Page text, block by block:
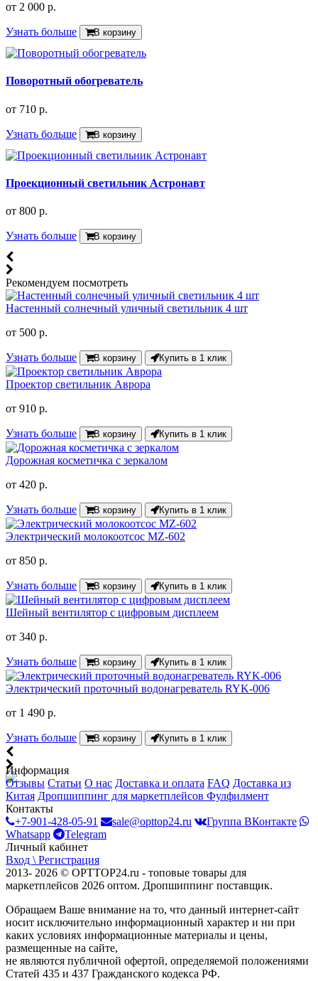
от 2 000 р.
Узнать больше В корзину
Поворотный обогреватель
от 710 р.
Узнать больше В корзину
Проекционный светильник Астронавт
от 800 р.
Узнать больше В корзину
Рекомендуем посмотреть
Настенный солнечный уличный светильник 4 шт
от 500 р.
Узнать больше В корзину Купить в 1 клик
Проектор светильник Аврора
от 910 р.
Узнать больше В корзину Купить в 1 клик
Дорожная косметичка с зеркалом
от 420 р.
Узнать больше В корзину Купить в 1 клик
Электрический молокоотсос MZ-602
от 850 р.
Узнать больше В корзину Купить в 1 клик
Шейный вентилятор с цифровым дисплеем
от 340 р.
Узнать больше В корзину Купить в 1 клик
Электрический проточный водонагреватель RYK-006
от 1 490 р.
Узнать больше В корзину Купить в 1 клик
Информация
Отзывы Статьи О нас Доставка и оплата FAQ Доставка из
Китая Дропшиппинг для маркетплейсов Фулфилмент
Контакты
+7-901-428-05-91
sale@opttop24.ru
Группа ВКонтакте
Whatsapp
Telegram
Личный кабинет
Вход \ Регистрация
2013- 2026 © OPTTOP24.ru - топовые товары для
маркетплейсов 2026 оптом. Дропшиппинг поставщик.
Обращаем Ваше внимание на то, что данный интернет-сайт
носит исключительно информационный характер и ни при
каких условиях информационные материалы и цены,
размещенные на сайте,
не являются публичной офертой, определяемой положениями
Статей 435 и 437 Гражданского кодекса РФ.